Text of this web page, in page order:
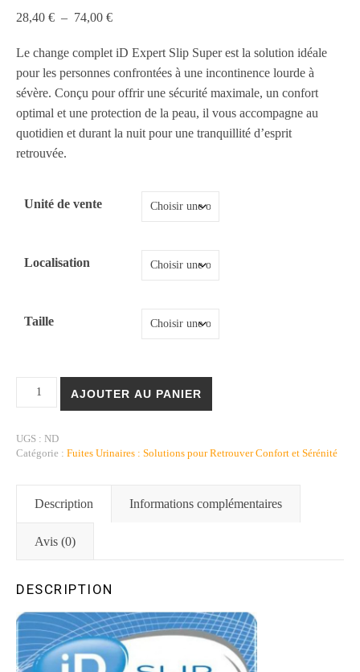
28,40 € – 74,00 €Plage de prix : 28,40 € à 74,00 €
Le change complet iD Expert Slip Super est la solution idéale
pour les personnes confrontées à une incontinence lourde à
sévère. Conçu pour offrir une sécurité maximale, un confort
optimal et une protection de la peau, il vous accompagne au
quotidien et durant la nuit pour une tranquillité d’esprit
retrouvée.
Unité de vente
Localisation
Taille
AJOUTER AU PANIER
UGS : ND
Catégorie : Fuites Urinaires : Solutions pour Retrouver Confort et Sérénité
Description Informations complémentaires
Avis (0)
DESCRIPTION